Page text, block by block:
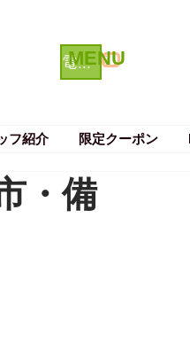
電話で予約する クーポン
MENU
フ紹介 限定クーポン
・備